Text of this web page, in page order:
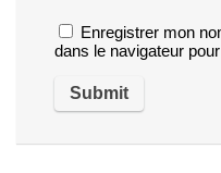
Enregistrer mon
dans le navigateur